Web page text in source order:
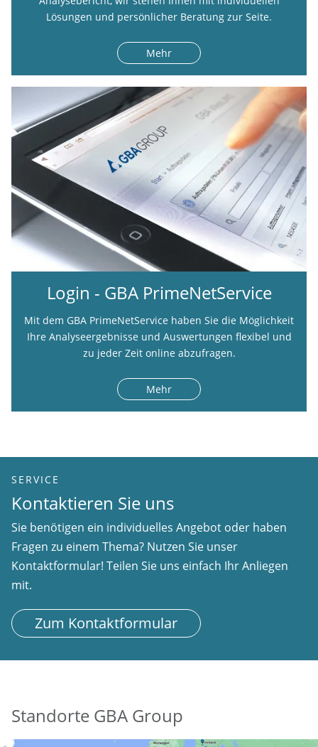
Lösungen und persönlicher Beratung zur Seite.
Mehr
Login - GBA PrimeNetService
Mit dem GBA PrimeNetService haben Sie die Möglichkeit
Ihre Analyseergebnisse und Auswertungen flexibel und
zu jeder Zeit online abzufragen.
Mehr
SERVICE
Kontaktieren Sie uns
Sie benötigen ein individuelles Angebot oder haben
Fragen zu einem Thema? Nutzen Sie unser
Kontaktformular! Teilen Sie uns einfach Ihr Anliegen
mit.
Zum Kontaktformular
Standorte GBA Group